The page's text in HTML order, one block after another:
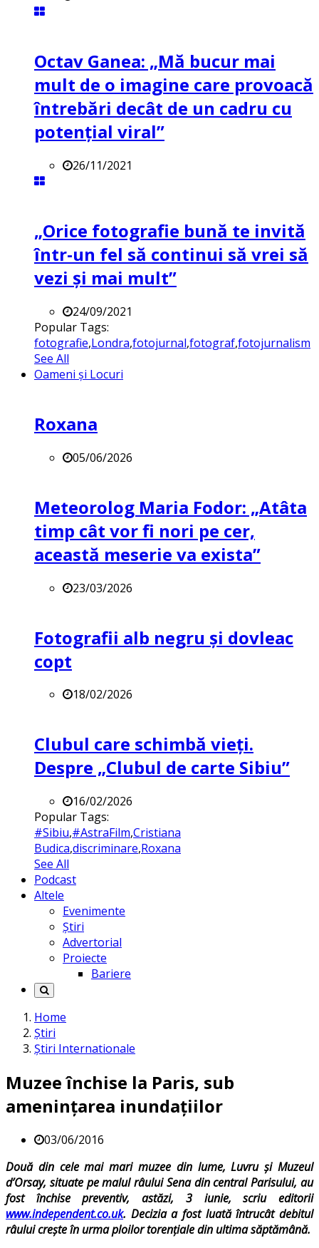
Octav Ganea: „Mă bucur mai
mult de o imagine care provoacă
întrebări decât de un cadru cu
potenţial viral”
26/11/2021
„Orice fotografie bună te invită
într-un fel să continui să vrei să
vezi și mai mult”
24/09/2021
Popular Tags:
fotografie,Londra,fotojurnal,fotograf,fotojurnalism
See All
Oameni și Locuri
Roxana
05/06/2026
Meteorolog Maria Fodor: „Atâta
timp cât vor fi nori pe cer,
această meserie va exista”
23/03/2026
Fotografii alb negru și dovleac
copt
18/02/2026
Clubul care schimbă vieți.
Despre „Clubul de carte Sibiu”
16/02/2026
Popular Tags:
#Sibiu,#AstraFilm,Cristiana
Budica,discriminare,Roxana
See All
Podcast
Altele
Evenimente
Știri
Advertorial
Proiecte
Bariere
Home
Știri
Știri Internationale
Muzee închise la Paris, sub
amenințarea inundațiilor
03/06/2016
Două din cele mai mari muzee din lume, Luvru și Muzeul
d’Orsay, situate pe malul râului Sena din central Parisului, au
fost închise preventiv, astăzi, 3 iunie, scriu editorii
www.independent.co.uk. Decizia a fost luată întrucât debitul
râului crește în urma ploilor torențiale din ultima săptămână.